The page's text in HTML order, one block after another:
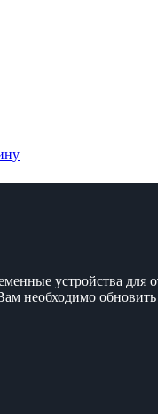
устройства для
необходимо обновить